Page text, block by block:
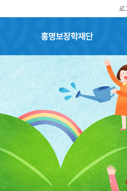
로
홍명보장학재단